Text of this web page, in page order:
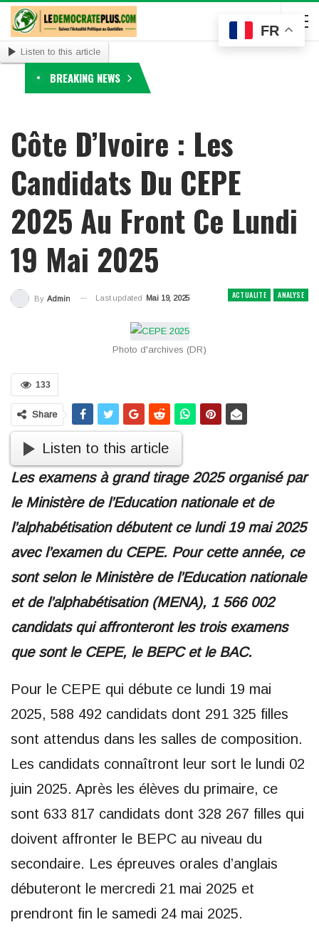
Listen to this article
BREAKING NEWS
Côte D’Ivoire : Les
Candidats Du CEPE
2025 Au Front Ce Lundi
19 Mai 2025
ACTUALITE ANALYSE
By Admin Last updated Mai 19, 2025
Photo d'archives (DR)
133
Share
Listen to this article
Les examens à grand tirage 2025 organisé par
le Ministère de l’Education nationale et de
l’alphabétisation débutent ce lundi 19 mai 2025
avec l’examen du CEPE. Pour cette année, ce
sont selon le Ministère de l’Education nationale
et de l’alphabétisation (MENA), 1 566 002
candidats qui affronteront les trois examens
que sont le CEPE, le BEPC et le BAC.
Pour le CEPE qui débute ce lundi 19 mai
2025, 588 492 candidats dont 291 325 filles
sont attendus dans les salles de composition.
Les candidats connaîtront leur sort le lundi 02
juin 2025. Après les élèves du primaire, ce
sont 633 817 candidats dont 328 267 filles qui
doivent affronter le BEPC au niveau du
secondaire. Les épreuves orales d’anglais
débuteront le mercredi 21 mai 2025 et
prendront fin le samedi 24 mai 2025.
FR